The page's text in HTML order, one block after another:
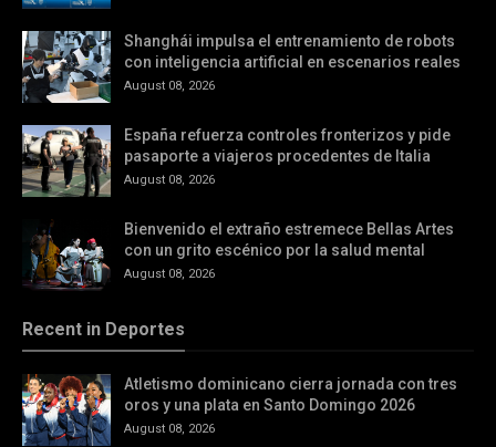
Shanghái impulsa el entrenamiento de robots
con inteligencia artificial en escenarios reales
August 08, 2026
España refuerza controles fronterizos y pide
pasaporte a viajeros procedentes de Italia
August 08, 2026
Bienvenido el extraño estremece Bellas Artes
con un grito escénico por la salud mental
August 08, 2026
Recent in Deportes
Atletismo dominicano cierra jornada con tres
oros y una plata en Santo Domingo 2026
August 08, 2026